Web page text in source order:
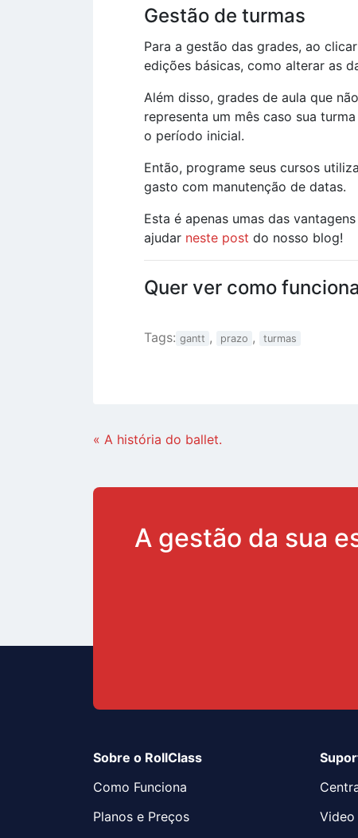
Gestão de turmas
Para a gestão das grades, ao
edições básicas, como alterar as
Além disso, grades de aula que
representa um mês caso sua
o período inicial.
Então, programe seus cursos
gasto com manutenção de datas.
Esta é apenas umas das
ajudar neste post do nosso blog!
Quer ver como
Tags: gantt , prazo , turmas
Continue
« A história do ballet.
A gestão da sua
Sobre o RollClass
Como Funciona
Planos e Preços
Video